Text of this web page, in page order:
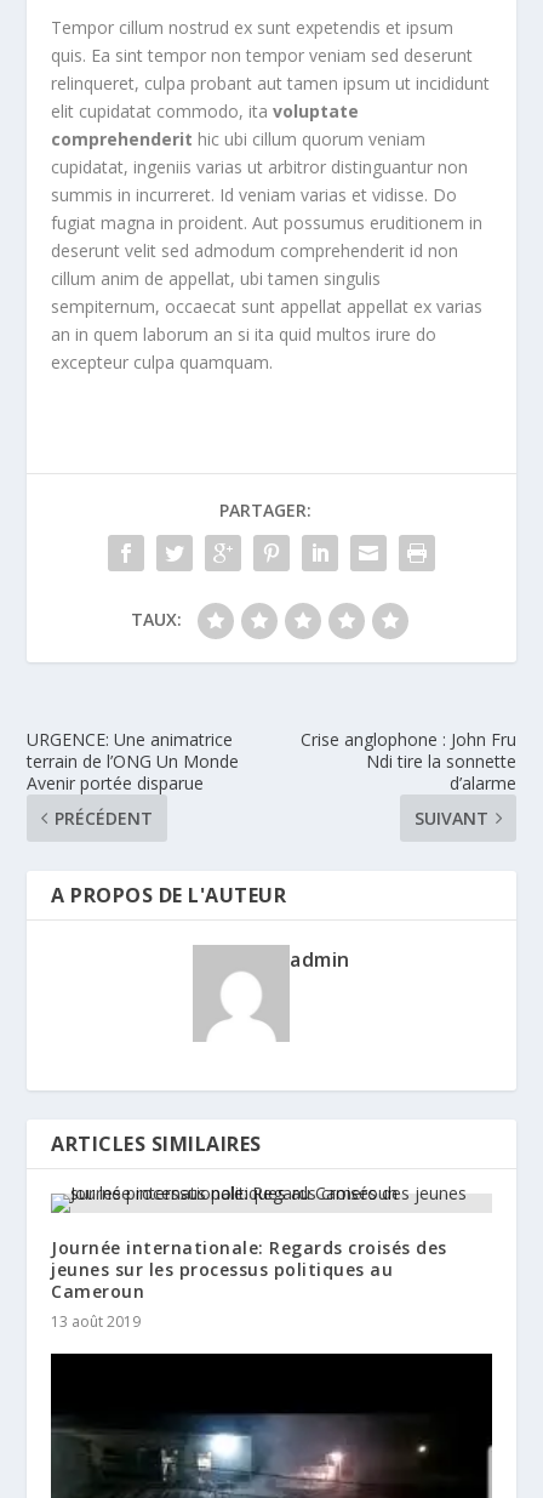
Tempor cillum nostrud ex sunt expetendis et ipsum
quis. Ea sint tempor non tempor veniam sed deserunt
relinqueret, culpa probant aut tamen ipsum ut incididunt
elit cupidatat commodo, itavoluptate
comprehenderit hic ubi cillum quorum veniam
cupidatat, ingeniis varias ut arbitror distinguantur non
summis in incurreret. Id veniam varias et vidisse. Do
fugiat magna in proident. Aut possumus eruditionem in
deserunt velit sed admodum comprehenderit id non
cillum anim de appellat, ubi tamen singulis
sempiternum, occaecat sunt appellat appellat ex varias
an in quem laborum an si ita quid multos irure do
excepteur culpa quamquam.
PARTAGER:
TAUX:
URGENCE: Une animatrice
terrain de l’ONG Un Monde
Avenir portée disparue
PRÉCÉDENT
Crise anglophone : John Fru
Ndi tire la sonnette
d’alarme
SUIVANT
A PROPOS DE L'AUTEUR
admin
ARTICLES SIMILAIRES
Journée internationale: Regards croisés des
jeunes sur les processus politiques au
Cameroun
13 août 2019